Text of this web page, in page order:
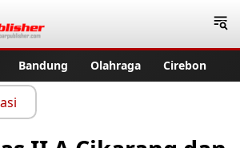
Bandung Olahraga Cirebon